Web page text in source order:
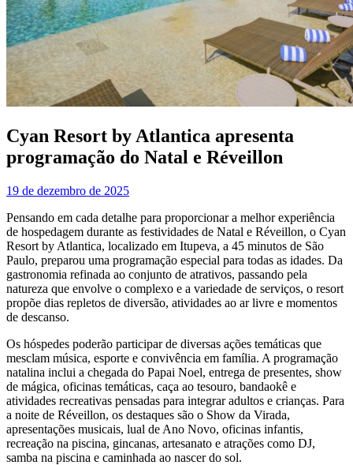
Cyan Resort by Atlantica apresenta
programação do Natal e Réveillon
19 de dezembro de 2025
Pensando em cada detalhe para proporcionar a melhor experiência
de hospedagem durante as festividades de Natal e Réveillon, o Cyan
Resort by Atlantica, localizado em Itupeva, a 45 minutos de São
Paulo, preparou uma programação especial para todas as idades. Da
gastronomia refinada ao conjunto de atrativos, passando pela
natureza que envolve o complexo e a variedade de serviços, o resort
propõe dias repletos de diversão, atividades ao ar livre e momentos
de descanso.
Os hóspedes poderão participar de diversas ações temáticas que
mesclam música, esporte e convivência em família. A programação
natalina inclui a chegada do Papai Noel, entrega de presentes, show
de mágica, oficinas temáticas, caça ao tesouro, bandaokê e
atividades recreativas pensadas para integrar adultos e crianças. Para
a noite de Réveillon, os destaques são o Show da Virada,
apresentações musicais, lual de Ano Novo, oficinas infantis,
recreação na piscina, gincanas, artesanato e atrações como DJ,
samba na piscina e caminhada ao nascer do sol.